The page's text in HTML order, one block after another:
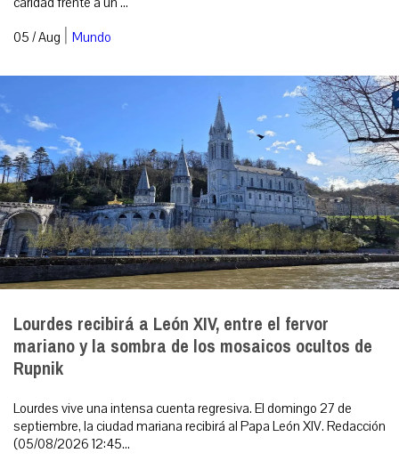
05 / Aug | Mundo
Lourdes recibirá a León XIV, entre el fervor
mariano y la sombra de los mosaicos ocultos de
Rupnik
Lourdes vive una intensa cuenta regresiva. El domingo 27 de
septiembre, la ciudad mariana recibirá al Papa León XIV. Redacción
(05/08/2026 12:45...